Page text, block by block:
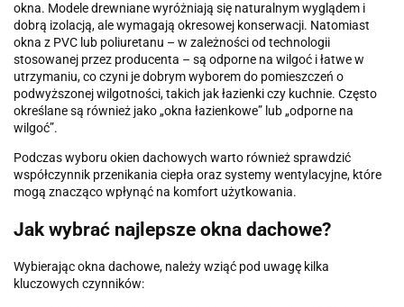
okna. Modele drewniane wyróżniają się naturalnym wyglądem i
dobrą izolacją, ale wymagają okresowej konserwacji. Natomiast
okna z PVC lub poliuretanu – w zależności od technologii
stosowanej przez producenta – są odporne na wilgoć i łatwe w
utrzymaniu, co czyni je dobrym wyborem do pomieszczeń o
podwyższonej wilgotności, takich jak łazienki czy kuchnie. Często
określane są również jako „okna łazienkowe” lub „odporne na
wilgoć”.
Podczas wyboru okien dachowych warto również sprawdzić
współczynnik przenikania ciepła oraz systemy wentylacyjne, które
mogą znacząco wpłynąć na komfort użytkowania.
Jak wybrać najlepsze okna dachowe?
Wybierając okna dachowe, należy wziąć pod uwagę kilka
kluczowych czynników: